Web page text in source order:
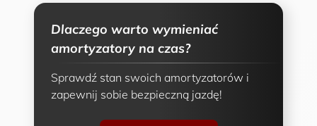
Dlaczego warto wymieniać
amortyzatory na czas?
Sprawdź stan swoich amortyzatorów i
zapewnij sobie bezpieczną jazdę!